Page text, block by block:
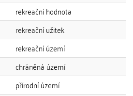
rekreační hodnota
rekreační užitek
rekreační území
chráněná území
přírodní území